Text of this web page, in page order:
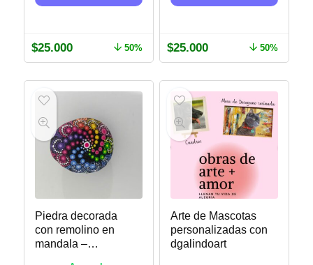
$25.000 50% $25.000 50%
Piedra decorada
con remolino en
mandala –
Arte de Mascotas
personalizadas con
dgalindoart